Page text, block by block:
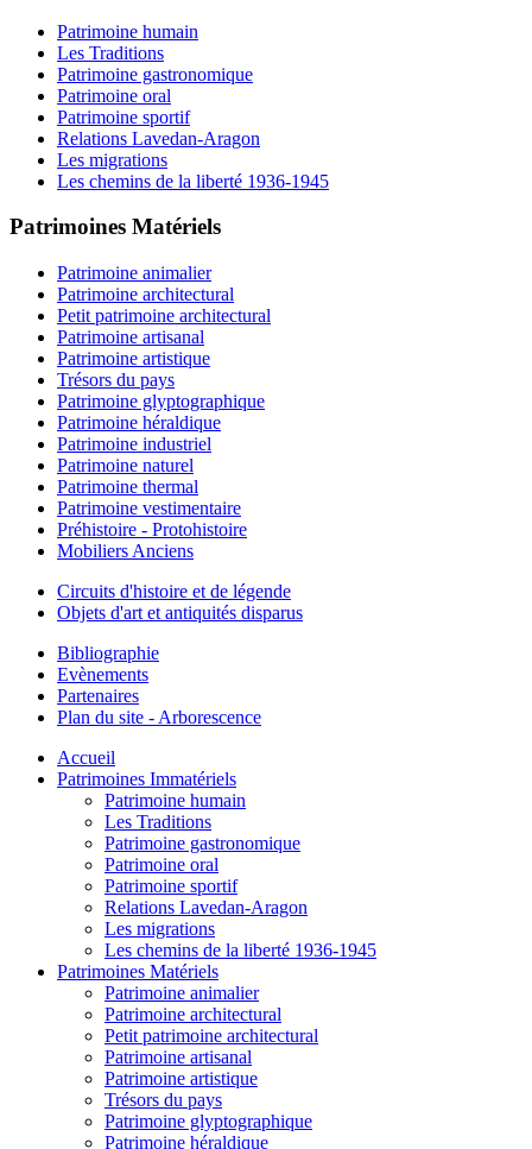
Patrimoine humain
Les Traditions
Patrimoine gastronomique
Patrimoine oral
Patrimoine sportif
Relations Lavedan-Aragon
Les migrations
Les chemins de la liberté 1936-1945
Patrimoines Matériels
Patrimoine animalier
Patrimoine architectural
Petit patrimoine architectural
Patrimoine artisanal
Patrimoine artistique
Trésors du pays
Patrimoine glyptographique
Patrimoine héraldique
Patrimoine industriel
Patrimoine naturel
Patrimoine thermal
Patrimoine vestimentaire
Préhistoire - Protohistoire
Mobiliers Anciens
Circuits d'histoire et de légende
Objets d'art et antiquités disparus
Bibliographie
Evènements
Partenaires
Plan du site - Arborescence
Accueil
Patrimoines Immatériels
Patrimoine humain
Les Traditions
Patrimoine gastronomique
Patrimoine oral
Patrimoine sportif
Relations Lavedan-Aragon
Les migrations
Les chemins de la liberté 1936-1945
Patrimoines Matériels
Patrimoine animalier
Patrimoine architectural
Petit patrimoine architectural
Patrimoine artisanal
Patrimoine artistique
Trésors du pays
Patrimoine glyptographique
Patrimoine héraldique